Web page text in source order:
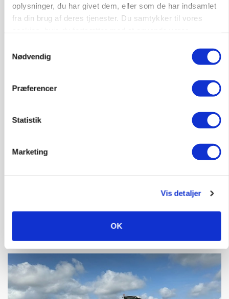
oplysninger, du har givet dem, eller som de har indsamlet
fra din brug af deres tjenester. Du samtykker til vores
Nødvendig
Præferencer
Statistik
Marketing
Vis detaljer
OK
Annonce
Folketinget behandler ny gødskningslov: Sådan